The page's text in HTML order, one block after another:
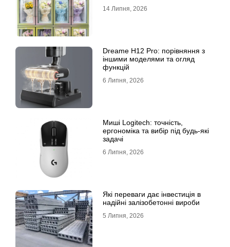
14 Липня, 2026
Dreame H12 Pro: порівняння з
іншими моделями та огляд
функцій
6 Липня, 2026
Миші Logitech: точність,
ергономіка та вибір під будь-які
задачі
6 Липня, 2026
Які переваги дає інвестиція в
надійні залізобетонні вироби
5 Липня, 2026